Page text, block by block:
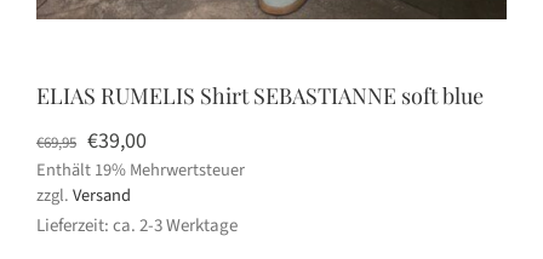
ELIAS RUMELIS Shirt SEBASTIANNE soft blue
€69,95 Ursprünglicher
Preis
war:
€69,95
€39,00Aktueller
Preis
€39,00.
Enthält 19% Mehrwertsteuer
zzgl.Versand
Lieferzeit: ca. 2-3 Werktage